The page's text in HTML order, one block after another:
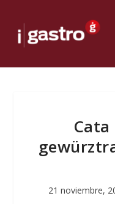
Cata
21 noviembre,